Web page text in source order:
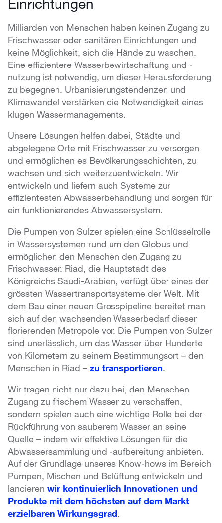
Einrichtungen
Milliarden von Menschen haben keinen Zugang zu
Frischwasser oder sanitären Einrichtungen und
keine Möglichkeit, sich die Hände zu waschen.
Eine effizientere Wasserbewirtschaftung und -
nutzung ist notwendig, um dieser Herausforderung
zu begegnen. Urbanisierungstendenzen und
Klimawandel verstärken die Notwendigkeit eines
klugen Wassermanagements.
Unsere Lösungen helfen dabei, Städte und
abgelegene Orte mit Frischwasser zu versorgen
und ermöglichen es Bevölkerungsschichten, zu
wachsen und sich weiterzuentwickeln. Wir
entwickeln und liefern auch Systeme zur
effizientesten Abwasserbehandlung und sorgen für
ein funktionierendes Abwassersystem.
Die Pumpen von Sulzer spielen eine Schlüsselrolle
in Wassersystemen rund um den Globus und
ermöglichen den Menschen den Zugang zu
Frischwasser. Riad, die Hauptstadt des
Königreichs Saudi-Arabien, verfügt über eines der
grössten Wassertransportsysteme der Welt. Mit
dem Bau einer neuen Grosspipeline bereitet man
sich auf den wachsenden Wasserbedarf dieser
florierenden Metropole vor. Die Pumpen von Sulzer
sind unerlässlich, um das Wasser über Hunderte
von Kilometern zu seinem Bestimmungsort – den
Menschen in Riad – zu transportieren.
Wir tragen nicht nur dazu bei, den Menschen
Zugang zu frischem Wasser zu verschaffen,
sondern spielen auch eine wichtige Rolle bei der
Rückführung von sauberem Wasser an seine
Quelle – indem wir effektive Lösungen für die
Abwassersammlung und -aufbereitung anbieten.
Auf der Grundlage unseres Know-hows im Bereich
Pumpen, Mischen und Belüftung entwickeln und
lancieren wir kontinuierlich Innovationen und
Produkte mit dem höchsten auf dem Markt
erzielbaren Wirkungsgrad.